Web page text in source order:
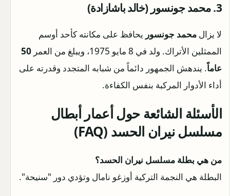
3. محمد جونسور (خالد باشازادة)
لا يزال محمد جونسور يحافظ على مكانته كأحد أوسم
الممثلين الأتراك. ولد في 8 مايو 1975، ويبلغ من العمر
50
عاماً. يندهش الجمهور دائماً من شبابه المتجدد وقدرته على
أداء الأدوار المركبة بنفس الكفاءة.
الأسئلة الشائعة حول أعمار أبطال
مسلسل نيران الحسد (FAQ)
من هي بطلة مسلسل نيران الحسد؟
البطلة هي النجمة التركية أوزغو نامال وتؤدي دور "سنيحة".